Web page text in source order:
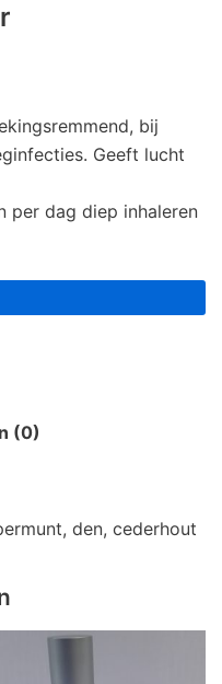
bij
Geeft lucht
per dag diep inhaleren
(0)
den, cederhout